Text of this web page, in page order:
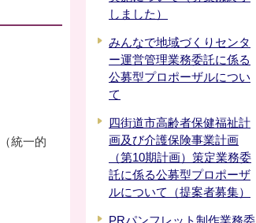
統一的
しました）
みんなで地域づくりセンタ
ー運営管理業務委託に係る
公募型プロポーザルについ
て
四街道市高齢者保健福祉計
画及び介護保険事業計画
（第10期計画）策定業務委
託に係る公募型プロポーザ
ルについて（提案者募集）